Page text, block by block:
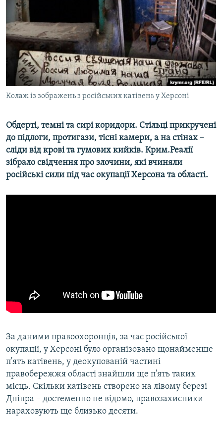
ВІДЕОУРОКИ «ELIFBE»
СВІДЧЕННЯ ОКУПАЦІЇ
УКРАЇНСЬКА ПРОБЛЕМА КРИМУ
ІНФОГРАФІКА
Русский
Qırımtatar
ДОЛУЧАЙСЯ!
Колаж із зображень з російських катівень у Херсоні
Обдерті, темні та сирі коридори. Стільці прикручені
до підлоги, протигази, тісні камери, а на стінах –
сліди від крові та гумових кийків. Крим.Реалії
зібрало свідчення про злочини, які вчиняли
російські сили під час окупації Херсона та області.
За даними правоохоронців, за час російської
окупації, у Херсоні було організовано щонайменше
п'ять катівень, у деокупованій частині
правобережжя області знайшли ще п'ять таких
місць. Скільки катівень створено на лівому березі
Дніпра – достеменно не відомо, правозахисники
нараховують ще близько десяти.